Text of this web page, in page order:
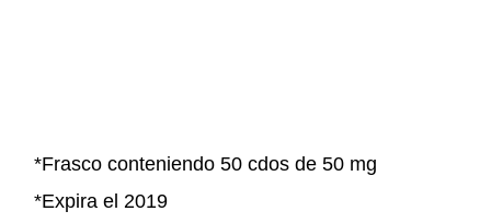
*Frasco conteniendo 50 cdos de 50 mg
*Expira el 2019